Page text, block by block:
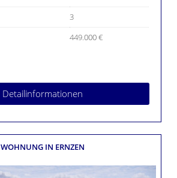
3
449.000 €
Detailinformationen
WOHNUNG IN ERNZEN